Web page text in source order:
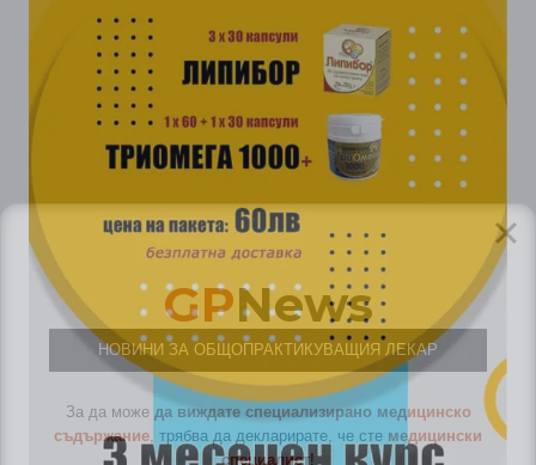
GPNews
НОВИНИ ЗА ОБЩОПРАКТИКУВАЩИЯ ЛЕКАР
За да може
да виждате специализирано медицинско
съдържание , трябва да декларирате, че сте
медицински
специалист!